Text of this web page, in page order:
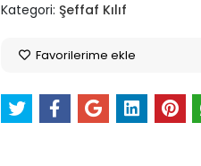
Kategori: Şeffaf Kılıf
Favorilerime ekle